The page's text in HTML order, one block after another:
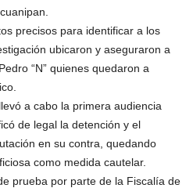
precisos para identificar a los
ubicaron y aseguraron a
“N” quienes quedaron a
a cabo la primera audiencia
de legal la detención y el
en su contra, quedando
como medida cautelar.
prueba por parte de la Fiscalía de